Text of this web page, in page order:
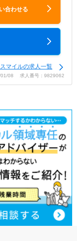
合わせる
マイルの求人一覧
01/08 求人番号：9829062